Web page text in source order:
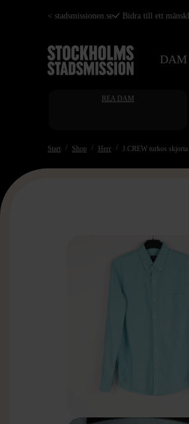
Hoppa
huvudinnehåll
< stadsmissionen.se Bidra till ett
DAM
REA DAM
Start Shop Herr J.CREW turkos